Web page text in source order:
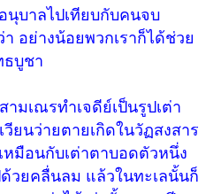
นุบาลไปเทียบกับคนจบ
อย่างน้อยพวกเราก็ได้ช่วย
ธบูชา
มเณรทำเจดีย์เป็นรูปเต่า
ยนว่ายตายเกิดในวัฏสงสาร
หมือนกับเต่าตาบอดตัวหนึ่ง
วยคลื่นลม แล้วในทะเลนั้นก็